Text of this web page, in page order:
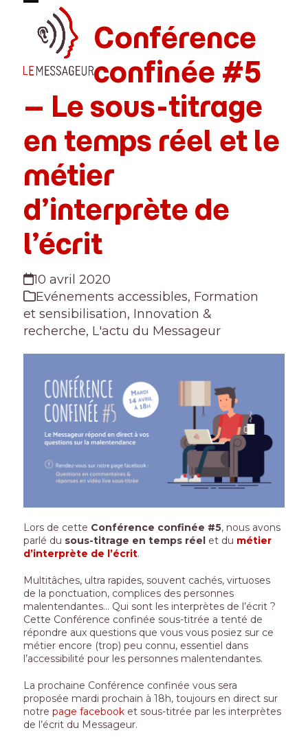
content
Open
mobile
menu
Close
mobile
menu
Conférence
confinée #5
– Le sous-titrage
en temps réel et le
métier
d’interprète de
l’écrit
10 avril 2020
Evénements accessibles, Formation
et sensibilisation, Innovation &
recherche, L'actu du Messageur
Lors de cette Conférence confinée #5, nous avons
parlé du sous-titrage en temps réelet du métier
d’interprète de l’écrit.
Multitâches, ultra rapides, souvent cachés, virtuoses
de la ponctuation, complices des personnes
malentendantes… Qui sont les interprètes de l’écrit ?
Cette Conférence confinée sous-titrée a tenté de
répondre aux questions que vous vous posiez sur ce
métier encore (trop) peu connu, essentiel dans
l’accessibilité pour les personnes malentendantes.
La prochaine Conférence confinée vous sera
proposée mardi prochain à 18h, toujours en direct sur
notre page facebooket sous-titrée par les interprètes
de l’écrit du Messageur.